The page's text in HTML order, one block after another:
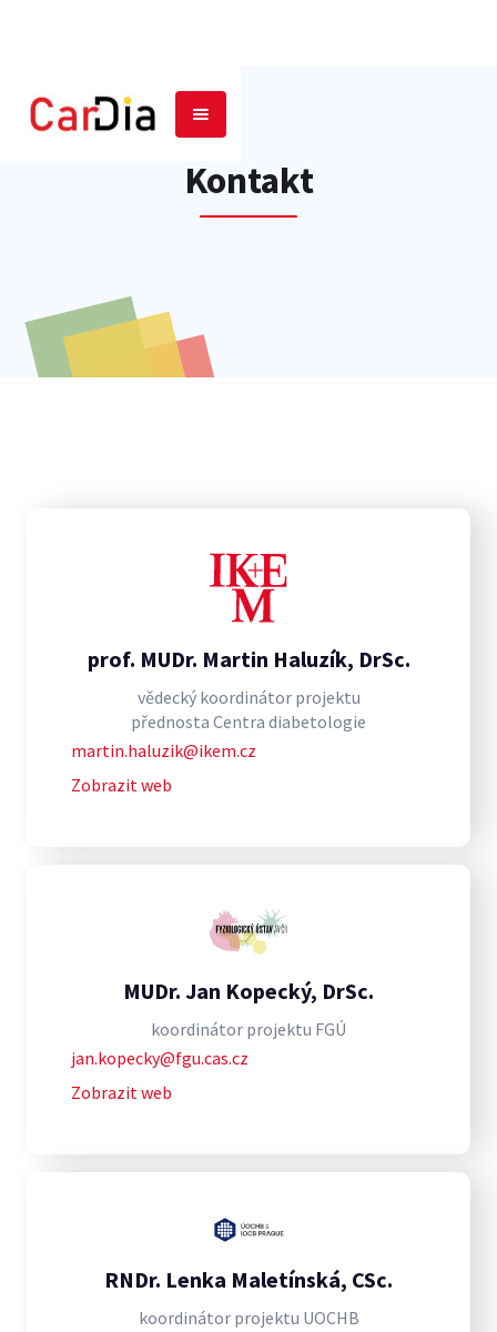
Kontakt
prof. MUDr. Martin Haluzík, DrSc.
vědecký koordinátor projektu
přednosta Centra diabetologie
martin.haluzik@ikem.cz
Zobrazit web
MUDr. Jan Kopecký, DrSc.
koordinátor projektu FGÚ
jan.kopecky@fgu.cas.cz
Zobrazit web
RNDr. Lenka Maletínská, CSc.
koordinátor projektu UOCHB